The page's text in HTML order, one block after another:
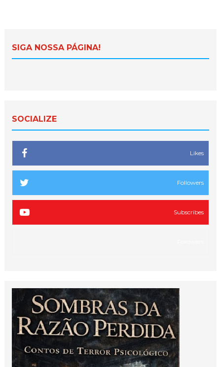
SIGA NOSSA PÁGINA!
SOCIALIZE
Likes
Followers
Subscribes